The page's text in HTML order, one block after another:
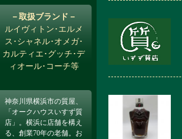
－取扱ブランド－
ルイヴィトン･エルメ
ス･シャネル･オメガ･
カルティエ･グッチ･デ
ィオール･コーチ等
神奈川県横浜市の質屋、
「オークハウスいすず質
店」。横浜に店舗を構え
る、創業70年の老舗。お